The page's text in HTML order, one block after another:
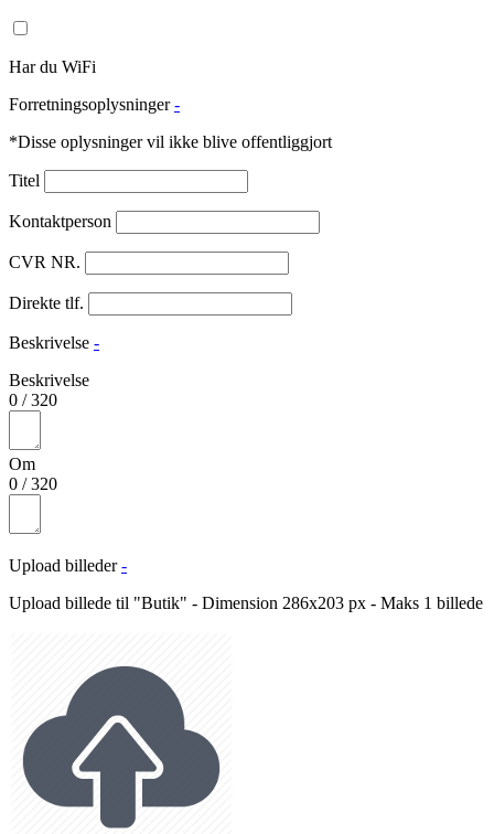
Har du WiFi
Forretningsoplysninger -
*Disse oplysninger vil ikke blive offentliggjort
Titel
Kontaktperson
CVR NR.
Direkte tlf.
Beskrivelse -
Beskrivelse
0 /320
Om
0 /320
Upload billeder -
Upload billede til "Butik" - Dimension 286x203 px - Maks 1 billede